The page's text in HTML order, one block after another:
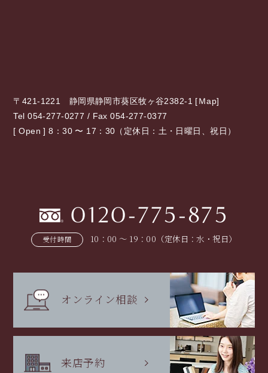
〒421-1221 静岡県静岡市葵区牧ヶ谷2382-1 [Ｍap]
Tel 054-277-0277 / Fax 054-277-0377
[ Open ] 8：30 〜 17：30（定休日：土・日曜日、祝日）
0120-775-875
受付時間 10：00 〜 19：00（定休日：水・祝日）
オンライン相談
来店予約